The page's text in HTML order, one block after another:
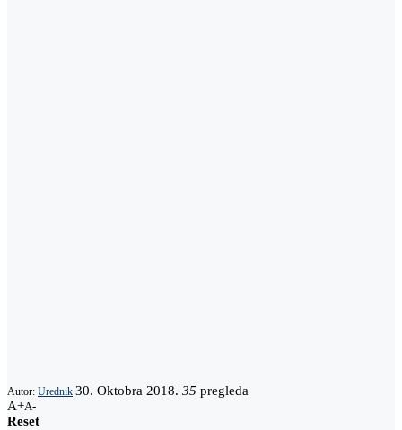
Autor: Urednik 30. Oktobra 2018. 35 pregleda
A+A-
Reset